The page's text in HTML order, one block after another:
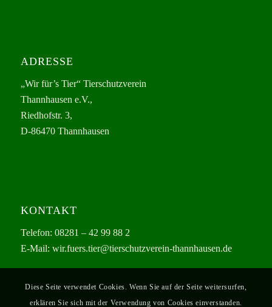
ADRESSE
„Wir für’s Tier“ Tierschutzverein
Thannhausen e.V.,
Riedhofstr. 3,
D-86470 Thannhausen
KONTAKT
Telefon: 08281 – 42 99 88 2
E-Mail: wir.fuers.tier@tierschutzverein-thannhausen.de
Diese Seite verwendet Cookies. Wenn Sie auf der Seite weitersurfen,
erklären Sie sich mit der Verwendung von Cookies einverstanden.